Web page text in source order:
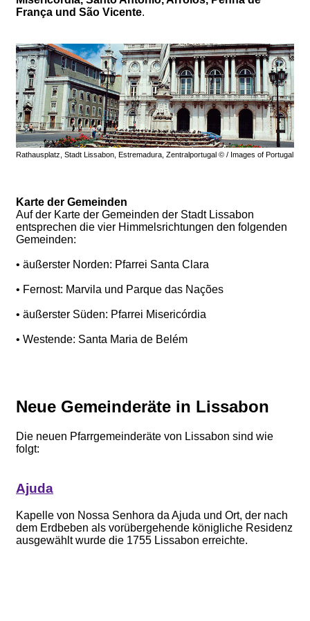
França und São Vicente.
Rathausplatz, Stadt Lissabon, Estremadura, Zentralportugal © / Images of Portugal
Karte der Gemeinden
Auf der Karte der Gemeinden der Stadt Lissabon
entsprechen die vier Himmelsrichtungen den folgenden
Gemeinden:
• äußerster Norden: Pfarrei Santa Clara
• Fernost: Marvila und Parque das Nações
• äußerster Süden: Pfarrei Misericórdia
• Westende: Santa Maria de Belém
Neue Gemeinderäte in Lissabon
Die neuen Pfarrgemeinderäte von Lissabon sind wie
folgt:
Ajuda
Kapelle von Nossa Senhora da Ajuda und Ort, der nach
dem Erdbeben als vorübergehende königliche Residenz
ausgewählt wurde die 1755 Lissabon erreichte.